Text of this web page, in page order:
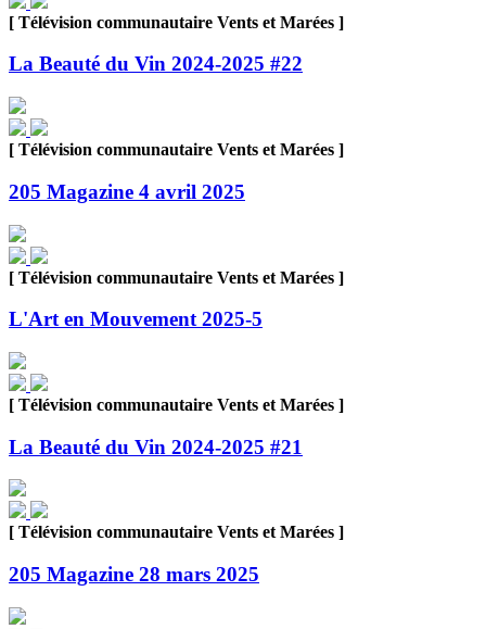
[ Télévision communautaire Vents et Marées ]
La Beauté du Vin 2024-2025 #22
[ Télévision communautaire Vents et Marées ]
205 Magazine 4 avril 2025
[ Télévision communautaire Vents et Marées ]
L'Art en Mouvement 2025-5
[ Télévision communautaire Vents et Marées ]
La Beauté du Vin 2024-2025 #21
[ Télévision communautaire Vents et Marées ]
205 Magazine 28 mars 2025